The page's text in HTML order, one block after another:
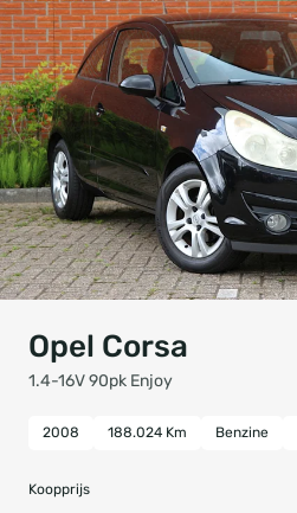
Opel Corsa
1.4-16V 90pk Enjoy
2008 188.024 Km Benzine
Koopprijs